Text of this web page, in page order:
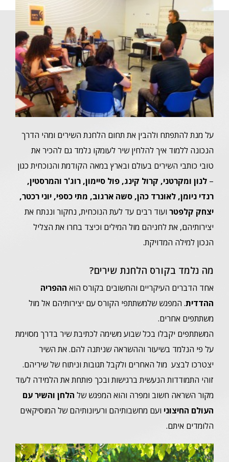
על מנת להתפתח ולהבין את תחום הלחנת השירים ומהי הדרך
הנכונה ללמוד איך להלחין שיר לעומקו נלמד גם להכיר את
טובי כותבי השירים בעולם ובארץ במאה הקודמת והנוכחית כגון
– לנון ומקרטני, קרול קינג, פול סיימון, רוג'ר והמרסטין,
רנדי ניומן, לאונרד כהן, סשה ארגוב, מתי כספי, יוני רכטר,
יצחק קלפטר ועוד רבים עד לעת הנוכחית, נחקור וננתח את
יצירותיהם, את לחניהם מול המילים וכיצד בחרו את הצליל
הנכון למילה המדויקת.
מה נלמד בקורס הלחנת שירים?
אחד הדברים העיקריים והחשובים בקורס הוא ההפריה
ההדדית. המפגש שלמשתתפי הקורס עם יצירותיהם אל מול
משתתפים אחרים.
המשתתפים יקבלו בכל שבוע משימה לכתיבת שיר בדרך מסוימת
על פי הנלמד בשיעור וההשראה שניתנה להם. את השיר
יצטרכו לבצע מול האחרים ולקבל תגובות וניתוח של שיריהם.
זוהי התמודדות הנעשית ברגישות ובכך פותחת את הלמידה לעוד
מקור השראה חשוב ומפרה והוא המפגש של הלחן והשיר עם
העולם החיצוני ועם מחשבותיהם ורעיונותיהם של המוסיקאים
הלומדים איתם.